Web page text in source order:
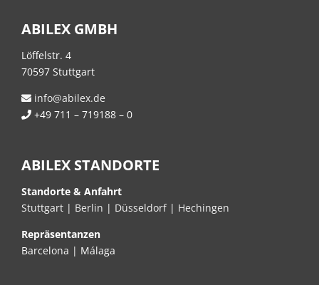
ABILEX GMBH
Löffelstr. 4
70597 Stuttgart
info@abilex.de
+49 711 – 719188 – 0
ABILEX STANDORTE
Standorte & Anfahrt
Stuttgart | Berlin | Düsseldorf | Hechingen
Repräsentanzen
Barcelona | Málaga